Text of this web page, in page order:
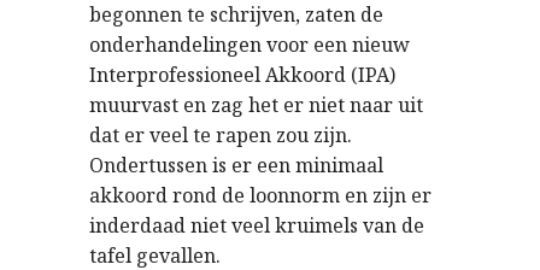
begonnen te schrijven, zaten de
onderhandelingen voor een nieuw
Interprofessioneel Akkoord (IPA)
muurvast en zag het er niet naar uit
dat er veel te rapen zou zijn.
Ondertussen is er een minimaal
akkoord rond de loonnorm en zijn er
inderdaad niet veel kruimels van de
tafel gevallen.